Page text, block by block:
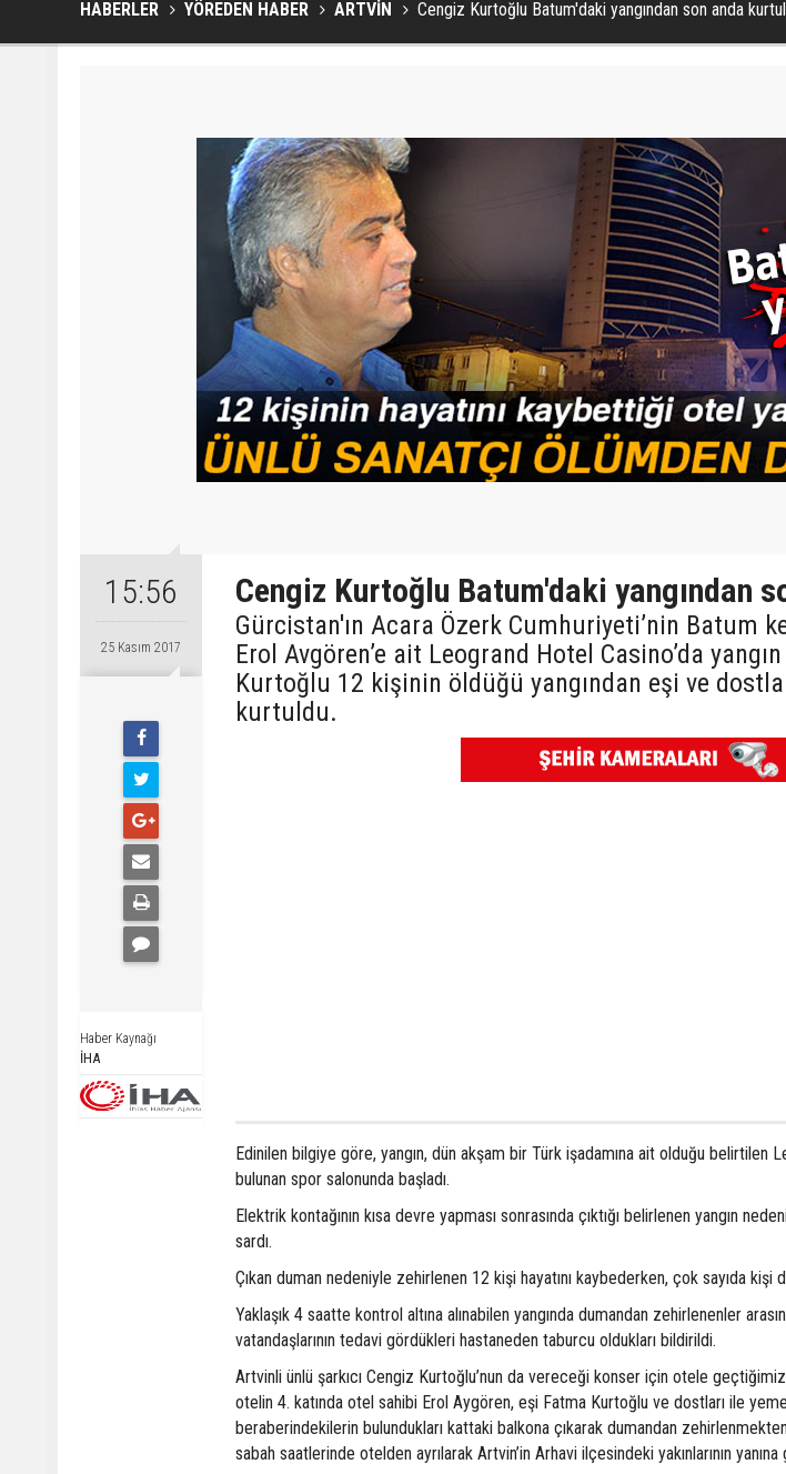
HABERLER YÖREDEN HABER ARTVİN Cengiz Kurtoğlu Batum'daki yangından son anda
15:56
25 Kasım 2017
Haber Kaynağı
İHA
Cengiz Kurtoğlu Batum'daki yangından
Gürcistan'ın Acara Özerk Cumhuriyeti’nin Batum
Erol Avgören’e ait Leogrand Hotel Casino’da yangın
Kurtoğlu 12 kişinin öldüğü yangından eşi ve
kurtuldu.
Edinilen bilgiye göre, yangın, dün akşam bir Türk işadamına ait olduğu belirtilen
bulunan spor salonunda başladı.
Elektrik kontağının kısa devre yapması sonrasında çıktığı belirlenen yangın
sardı.
Çıkan duman nedeniyle zehirlenen 12 kişi hayatını kaybederken, çok sayıda kişi
Yaklaşık 4 saatte kontrol altına alınabilen yangında dumandan zehirlenenler
vatandaşlarının tedavi gördükleri hastaneden taburcu oldukları bildirildi.
Artvinli ünlü şarkıcı Cengiz Kurtoğlu’nun da vereceği konser için otele geçtiğimiz
otelin 4. katında otel sahibi Erol Aygören, eşi Fatma Kurtoğlu ve dostları ile
beraberindekilerin bulundukları kattaki balkona çıkarak dumandan
sabah saatlerinde otelden ayrılarak Artvin’in Arhavi ilçesindeki yakınlarının